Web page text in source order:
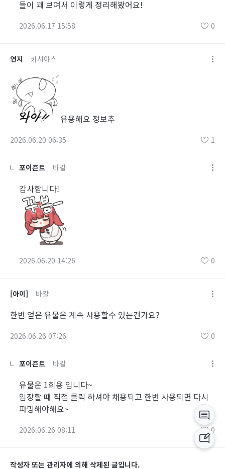
들이 꽤 보여서 이렇게 정리해봤어요!
2026.06.17 15:58 0
연지 카시야스
유용해요 정보추
2026.06.20 06:35 1
포이즌트 바칼
감사합니다!
2026.06.20 14:26 0
[아이] 바칼
한번 얻은 유물은 계속 사용할수 있는건가요?
2026.06.26 07:26 0
포이즌트 바칼
유물은 1회용 입니다~
입장할 때 직접 클릭 하셔야 채용되고 한번 사용되면 다시
파밍해야해요~
2026.06.26 08:11 0
작성자 또는 관리자에 의해 삭제된 글입니다.